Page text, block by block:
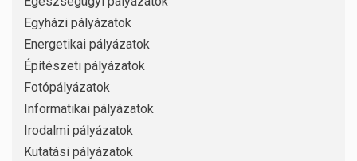
Egyházi pályázatok
Energetikai pályázatok
Építészeti pályázatok
Fotópályázatok
Informatikai pályázatok
Irodalmi pályázatok
Kutatási pályázatok